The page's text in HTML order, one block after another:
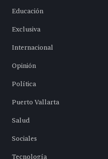
Educación
Exclusiva
Internacional
Opinión
Política
Puerto Vallarta
Salud
Sociales
Tecnología